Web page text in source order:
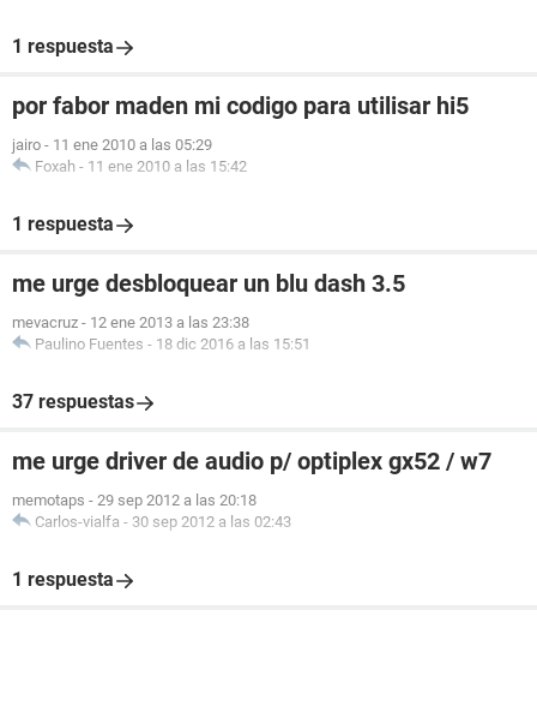
1 respuesta
por fabor maden mi codigo para utilisar hi5
jairo - 11 ene 2010 a las 05:29
Foxah - 11 ene 2010 a las 15:42
1 respuesta
me urge desbloquear un blu dash 3.5
mevacruz - 12 ene 2013 a las 23:38
Paulino Fuentes - 18 dic 2016 a las 15:51
37 respuestas
me urge driver de audio p/ optiplex gx52 / w7
memotaps - 29 sep 2012 a las 20:18
Carlos-vialfa - 30 sep 2012 a las 02:43
1 respuesta